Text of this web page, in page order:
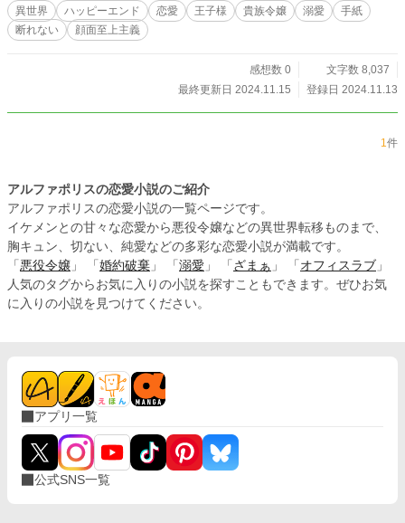
異世界 ハッピーエンド 恋愛 王子様 貴族令嬢 溺愛
手紙
断れない
顔面至上主義
感想数 0
文字数 8,037
最終更新日 2024.11.15
登録日 2024.11.13
1件
アルファポリスの恋愛小説のご紹介
アルファポリスの恋愛小説の一覧ページです。
イケメンとの甘々な恋愛から悪役令嬢などの異世界転移ものまで、
胸キュン、切ない、純愛などの多彩な恋愛小説が満載です。
「 悪役令嬢 」 「 婚約破棄 」 「 溺愛 」 「 ざまぁ 」 「 オフィスラブ 」
人気のタグからお気に入りの小説を探すこともできます。ぜひお気
に入りの小説を見つけてください。
アプリ一覧
公式SNS一覧